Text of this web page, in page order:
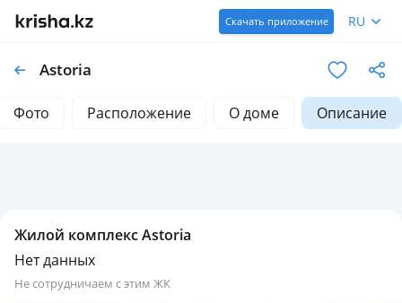
Скачать приложение RU
Astoria
Фото Расположение О доме Описание
Жилой комплекс Astoria
Нет данных
не сотрудничаем с этим ЖК